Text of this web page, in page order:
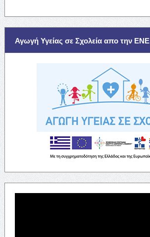
Αγωγή Υγείας σε Σχολεία απο την ΕΝΕ